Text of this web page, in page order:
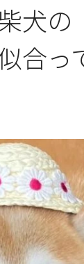
犬
合っ